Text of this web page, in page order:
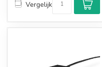
Vergelijk